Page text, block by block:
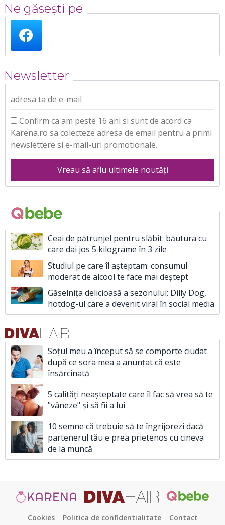
Ne găsești pe
Newsletter
adresa ta de e-mail
Confirm ca am peste 16 ani si sunt de acord ca
Karena.ro sa colecteze adresa de email pentru a primi
newslettere si e-mail-uri promotionale.
Vreau să aflu ultimele noutăți
Ceai de pătrunjel pentru slăbit: băutura cu
care dai jos 5 kilograme în 3 zile
Studiul pe care îl așteptam: consumul
moderat de alcool te face mai deștept
Găselnița delicioasă a sezonului: Dilly Dog,
hotdog-ul care a devenit viral în social media
Soțul meu a început să se comporte ciudat
după ce sora mea a anunțat că este
însărcinată
5 calități neașteptate care îl fac să vrea să te
"vâneze" și să fii a lui
10 semne că trebuie să te îngrijorezi dacă
partenerul tău e prea prietenos cu cineva
de la muncă
Cookies Politica de confidentialitate
Contact